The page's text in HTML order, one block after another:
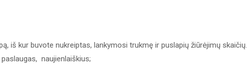
iš kur buvote nukreiptas, lankymosi trukmę ir puslapių žiūrėjimų skaičių.
naujienlaiškius;